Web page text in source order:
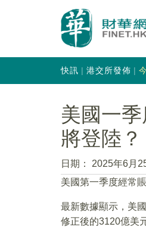
快訊 港交所發佈
美國一
將登陸？
日期：
2025年6月
美國第一季度經常
最新數據顯示，美
修正後的3120億美